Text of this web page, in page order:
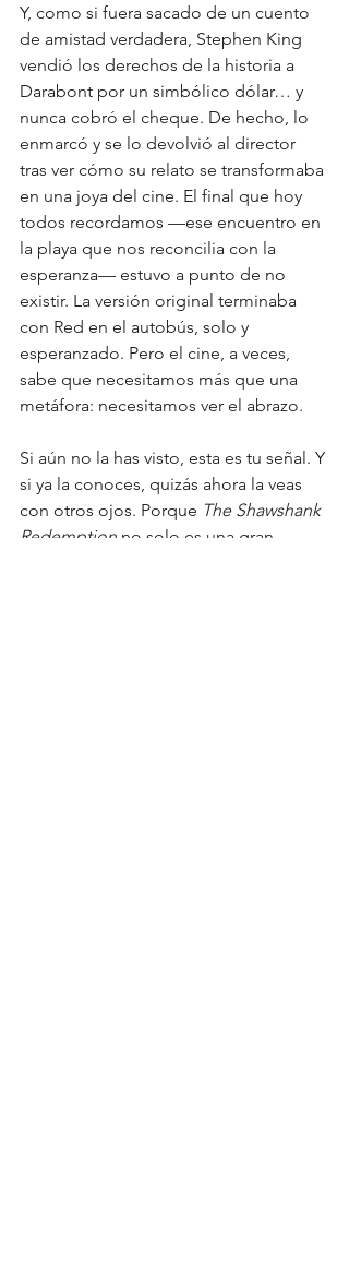
Y, como si fuera sacado de un cuento
de amistad verdadera, Stephen King
vendió los derechos de la historia a
Darabont por un simbólico dólar… y
nunca cobró el cheque. De hecho, lo
enmarcó y se lo devolvió al director
tras ver cómo su relato se transformaba
en una joya del cine. El final que hoy
todos recordamos —ese encuentro en
la playa que nos reconcilia con la
esperanza— estuvo a punto de no
existir. La versión original terminaba
con Red en el autobús, solo y
esperanzado. Pero el cine, a veces,
sabe que necesitamos más que una
metáfora: necesitamos ver el abrazo.
Si aún no la has visto, esta es tu señal. Y
si ya la conoces, quizás ahora la veas
con otros ojos. Porque The Shawshank
Redemption no solo es una gran